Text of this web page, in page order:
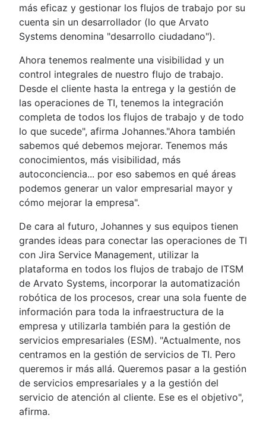
más eficaz y gestionar los flujos de trabajo por su
cuenta sin un desarrollador (lo que Arvato
Systems denomina "desarrollo ciudadano").
Ahora tenemos realmente una visibilidad y un
control integrales de nuestro flujo de trabajo.
Desde el cliente hasta la entrega y la gestión de
las operaciones de TI, tenemos la integración
completa de todos los flujos de trabajo y de todo
lo que sucede", afirma Johannes."Ahora también
sabemos qué debemos mejorar. Tenemos más
conocimientos, más visibilidad, más
autoconciencia... por eso sabemos en qué áreas
podemos generar un valor empresarial mayor y
cómo mejorar la empresa".
De cara al futuro, Johannes y sus equipos tienen
grandes ideas para conectar las operaciones de TI
con Jira Service Management, utilizar la
plataforma en todos los flujos de trabajo de ITSM
de Arvato Systems, incorporar la automatización
robótica de los procesos, crear una sola fuente de
información para toda la infraestructura de la
empresa y utilizarla también para la gestión de
servicios empresariales (ESM). "Actualmente, nos
centramos en la gestión de servicios de TI. Pero
queremos ir más allá. Queremos pasar a la gestión
de servicios empresariales y a la gestión del
servicio de atención al cliente. Ese es el objetivo",
afirma.